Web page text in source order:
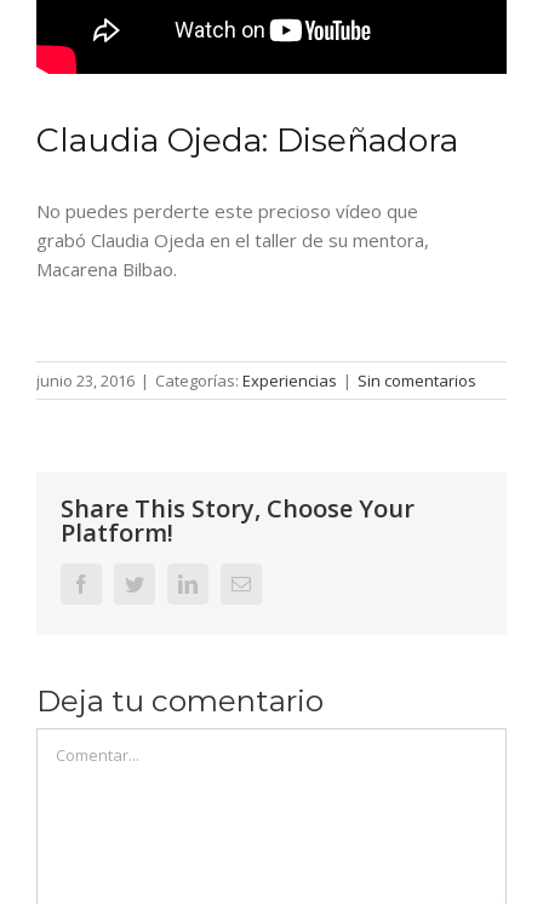
Claudia Ojeda: Diseñadora
No puedes perderte este precioso vídeo que
grabó Claudia Ojeda en el taller de su mentora,
Macarena Bilbao.
junio 23, 2016 | Categorías: Experiencias | Sin comentarios
Share This Story, Choose Your
Platform!
FacebookTwitterLinkedInCorreo
Deja tu comentario